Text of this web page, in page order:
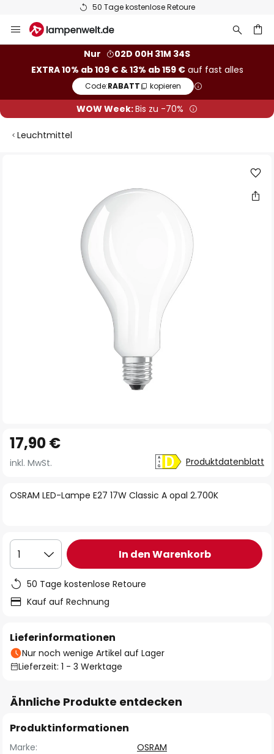
50 Tage kostenlose Retoure
Inhalt
Nur
02D 00H 31M 33S
EXTRA 10% ab 109 € & 13% ab 159 €auf fast alles
Code:RABATT kopieren
WOW Week:Bis zu -70%
Leuchtmittel
Anfang
der
springen
OSRAM LED-Lampe E27 17W Classic A opal 2.700K
17,90 €
inkl. MwSt. Produktdatenblatt
1 In den Warenkorb
50 Tage kostenlose Retoure
Kauf auf Rechnung
Lieferinformationen
Nur noch wenige Artikel auf Lager
Lieferzeit: 1 - 3 Werktage
Ähnliche Produkte entdecken
Produktinformationen
Marke:
OSRAM